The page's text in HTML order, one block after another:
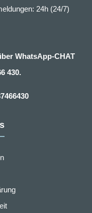
24h (24/7)
WhatsApp-CHAT
430.